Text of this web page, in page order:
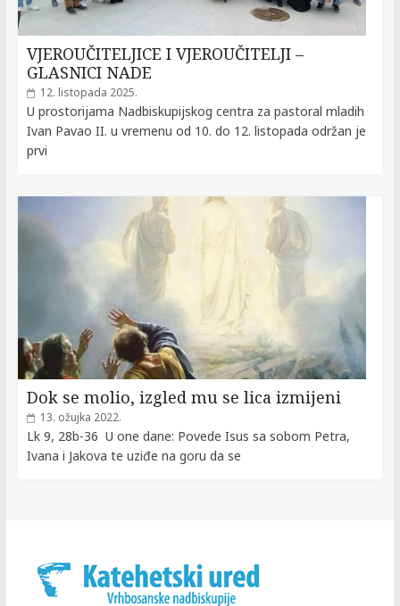
VJEROUČITELJICE I VJEROUČITELJI –
GLASNICI NADE
12. listopada 2025.
U prostorijama Nadbiskupijskog centra za pastoral mladih
Ivan Pavao II. u vremenu od 10. do 12. listopada održan je
prvi
Dok se molio, izgled mu se lica izmijeni
13. ožujka 2022.
Lk 9, 28b-36 U one dane: Povede Isus sa sobom Petra,
Ivana i Jakova te uziđe na goru da se